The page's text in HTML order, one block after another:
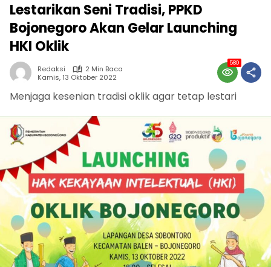
Lestarikan Seni Tradisi, PPKD
Bojonegoro Akan Gelar Launching
HKI Oklik
Redaksi
2 Min Baca
Kamis, 13 Oktober 2022
580
Menjaga kesenian tradisi oklik agar tetap lestari